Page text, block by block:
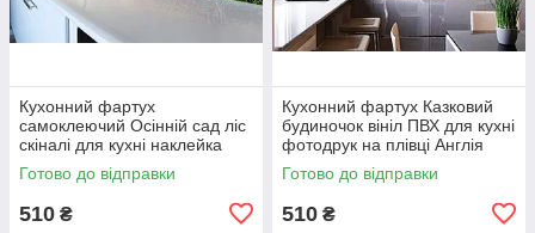
Кухонний фартух
самоклеючий Осінній сад ліс
скіналі для кухні наклейка
ПВХ дерева осінь оранж
600х2000 мм
Готово до відправки
510 ₴
Кухонний фартух Казковий
будиночок вініл ПВХ для кухні
фотодрук на плівці Англія
сільський краєвид 600х2000
мм
Готово до відправки
510 ₴